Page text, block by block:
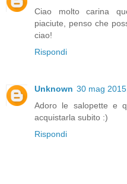
Ciao molto carina
piaciute, penso che
ciao!
Rispondi
Unknown 30 mag
Adoro le salopette e
acquistarla subito :)
Rispondi